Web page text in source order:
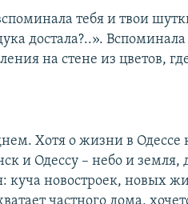
тебя и твои
достала?..».
на стене из цветов,
Хотя о жизни в Одессе
и Одессу – небо и земля,
куча новостроек, новых